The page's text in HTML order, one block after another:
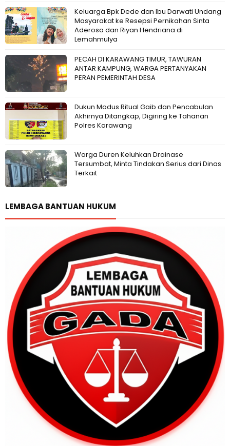
Keluarga Bpk Dede dan Ibu Darwati Undang
Masyarakat ke Resepsi Pernikahan Sinta
Aderosa dan Riyan Hendriana di
Lemahmulya
PECAH DI KARAWANG TIMUR, TAWURAN
ANTAR KAMPUNG, WARGA PERTANYAKAN
PERAN PEMERINTAH DESA
Dukun Modus Ritual Gaib dan Pencabulan
Akhirnya Ditangkap, Digiring ke Tahanan
Polres Karawang
Warga Duren Keluhkan Drainase
Tersumbat, Minta Tindakan Serius dari Dinas
Terkait
LEMBAGA BANTUAN HUKUM